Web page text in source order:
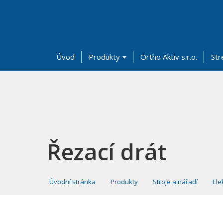
Úvod Produkty Ortho Aktiv s.r.o.
Řezací drát
Úvodní stránka Produkty Stroje a nářadí